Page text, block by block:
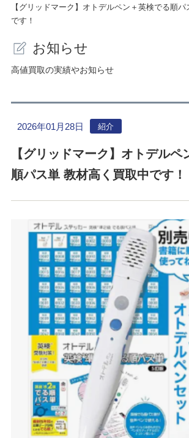
【グリッドマーク】オトデルペン＋英検でる順
です！
お知らせ
高値買取の実績やお知らせ
【グリッドマーク】オトデルペ
順パス単 教材高く買取中です！
2026年01月28日 紹介